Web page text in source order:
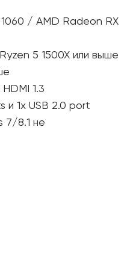
/ AMD Radeon RX
5 1500X или выше
1.3
и 1x USB 2.0 port
7/8.1 не